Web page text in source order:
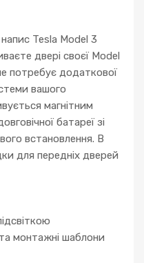
Tesla Model 3
двері своєї Model
потребує додаткової
вашого
магнітним
батареї зі
встановлення. В
для передніх дверей
та монтажні шаблони